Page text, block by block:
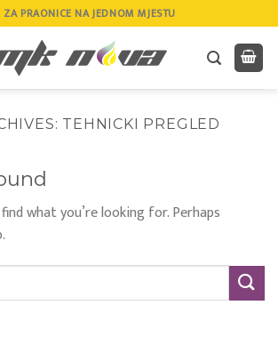
ZA PRAONICE NA JEDNOM MJESTU
TEHNICKI PREGLED
what you’re looking for. Perhaps